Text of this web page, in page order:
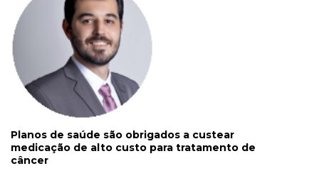
Planos de saúde são obrigados a custear
medicação de alto custo para tratamento de
câncer